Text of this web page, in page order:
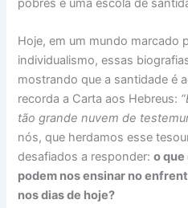
pobres é uma escola de
Hoje, em um mundo marcado
individualismo, essas
mostrando que a santidade é
recorda a Carta aos Hebreus:
tão grande nuvem de
nós, que herdamos esse
desafiados a responder:o
podem nos ensinar no
nos dias de hoje?